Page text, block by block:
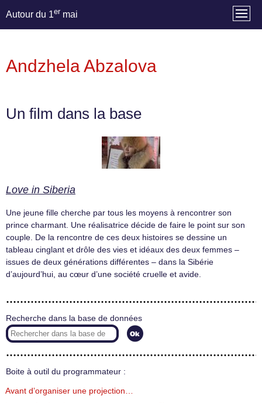
Autour du 1er mai
Andzhela Abzalova
Un film dans la base
Love in Siberia
Une jeune fille cherche par tous les moyens à rencontrer son
prince charmant. Une réalisatrice décide de faire le point sur son
couple. De la rencontre de ces deux histoires se dessine un
tableau cinglant et drôle des vies et idéaux des deux femmes –
issues de deux générations différentes – dans la Sibérie
d’aujourd’hui, au cœur d’une société cruelle et avide.
Recherche dans la base de données
Boite à outil du programmateur :
Avant d’organiser une projection…